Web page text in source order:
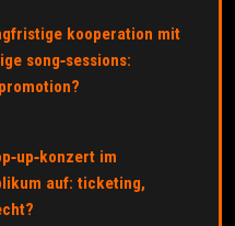
kooperation mit
song‑sessions:
im
auf: ticketing,